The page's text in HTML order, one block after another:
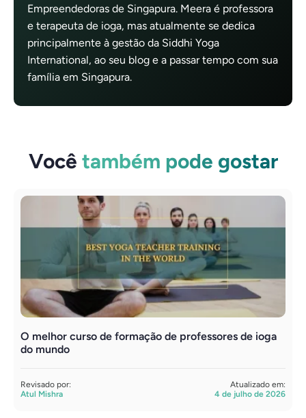
Empreendedoras de Singapura. Meera é professora
e terapeuta de ioga, mas atualmente se dedica
principalmente à gestão da Siddhi Yoga
International, ao seu blog e a passar tempo com sua
família em Singapura.
Você também pode gostar
O melhor curso de formação de professores de ioga
do mundo
Revisado por:
Atul Mishra
Atualizado em:
4 de julho de 2026